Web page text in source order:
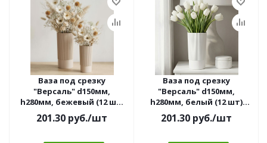
Ваза под срезку
"Версаль" d150мм,
h280мм, бежевый (12 шт)
М8938
201.30 руб./шт
Ваза под срезку
"Версаль" d150мм,
h280мм, белый (12 шт)
М8937
201.30 руб./шт